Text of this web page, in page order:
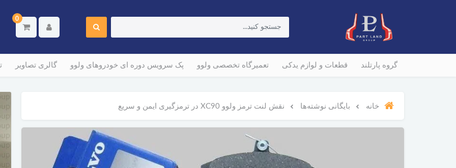
0
گروه پارتلند قطعات و لوازم یدکی تعمیرگاه تخصصی ولوو پک سرویس دوره ای خودروهای ولوو گالری تصاویر
خانه بایگانی نوشته‌ها نقش لنت ترمز ولوو XC90 در ترمزگیری ایمن و سریع